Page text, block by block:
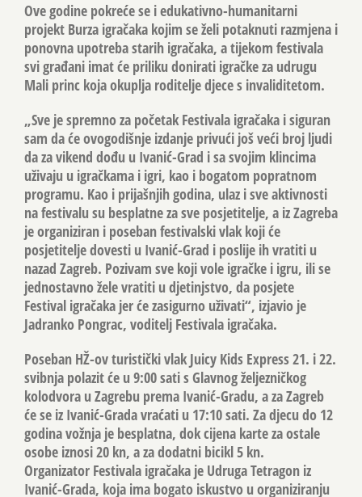
Ove godine pokreće se i edukativno-humanitarni
projekt Burza igračaka kojim se želi potaknuti razmjena i
ponovna upotreba starih igračaka, a tijekom festivala
svi građani imat će priliku donirati igračke za udrugu
Mali princ koja okuplja roditelje djece s invaliditetom.
„Sve je spremno za početak Festivala igračaka i siguran
sam da će ovogodišnje izdanje privući još veći broj ljudi
da za vikend dođu u Ivanić-Grad i sa svojim klincima
uživaju u igračkama i igri, kao i bogatom popratnom
programu. Kao i prijašnjih godina, ulaz i sve aktivnosti
na festivalu su besplatne za sve posjetitelje, a iz Zagreba
je organiziran i poseban festivalski vlak koji će
posjetitelje dovesti u Ivanić-Grad i poslije ih vratiti u
nazad Zagreb. Pozivam sve koji vole igračke i igru, ili se
jednostavno žele vratiti u djetinjstvo, da posjete
Festival igračaka jer će zasigurno uživati“, izjavio je
Jadranko Pongrac, voditelj Festivala igračaka.
Poseban HŽ-ov turistički vlak Juicy Kids Express 21. i 22.
svibnja polazit će u 9:00 sati s Glavnog željezničkog
kolodvora u Zagrebu prema Ivanić-Gradu, a za Zagreb
će se iz Ivanić-Grada vraćati u 17:10 sati. Za djecu do 12
godina vožnja je besplatna, dok cijena karte za ostale
osobe iznosi 20 kn, a za dodatni bicikl 5 kn.
Organizator Festivala igračaka je Udruga Tetragon iz
Ivanić-Grada, koja ima bogato iskustvo u organiziranju